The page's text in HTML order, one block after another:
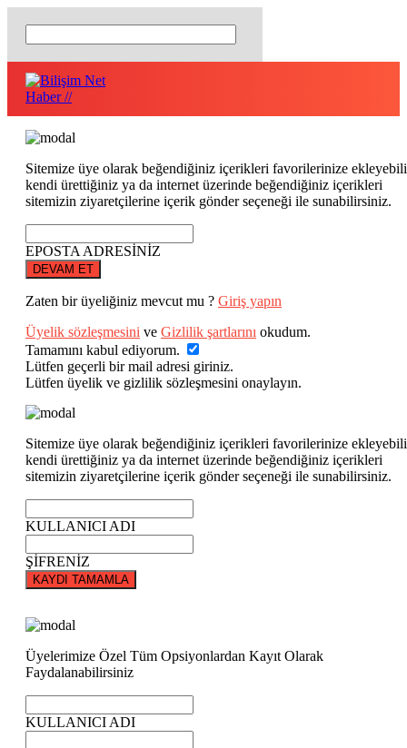
Sitemize üye olarak beğendiğiniz içerikleri favorilerinize
kendi ürettiğiniz ya da internet üzerinde beğendiğiniz içerikleri
sitemizin ziyaretçilerine içerik gönder seçeneği ile sunabilirsiniz.
EPOSTA ADRESİNİZ
DEVAM ET
Zaten bir üyeliğiniz mevcut mu ? Giriş yapın
Üyelik sözleşmesini ve Gizlilik şartlarını okudum.
Tamamını kabul ediyorum.
Lütfen geçerli bir mail adresi giriniz.
Lütfen üyelik ve gizlilik sözleşmesini onaylayın.
Sitemize üye olarak beğendiğiniz içerikleri favorilerinize
kendi ürettiğiniz ya da internet üzerinde beğendiğiniz içerikleri
sitemizin ziyaretçilerine içerik gönder seçeneği ile sunabilirsiniz.
KULLANICI ADI
ŞİFRENİZ
KAYDI TAMAMLA
Üyelerimize Özel Tüm Opsiyonlardan Kayıt Olarak
Faydalanabilirsiniz
KULLANICI ADI